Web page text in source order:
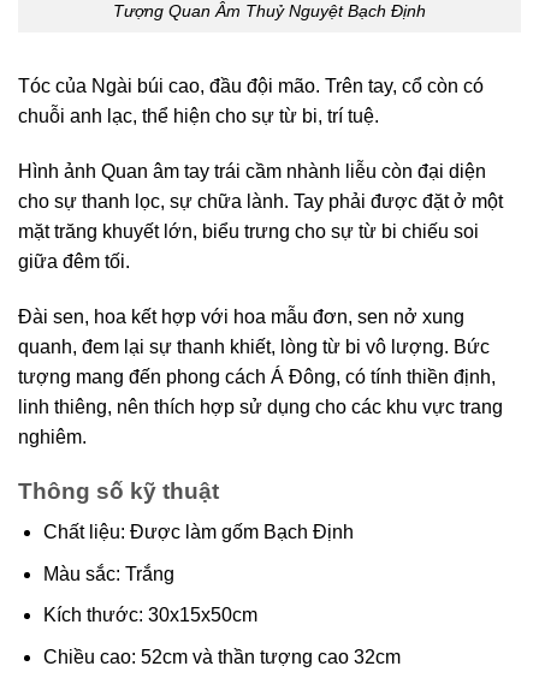
Tượng Quan Âm Thuỷ Nguyệt Bạch Định
Tóc của Ngài búi cao, đầu đội mão. Trên tay, cổ còn có
chuỗi anh lạc, thể hiện cho sự từ bi, trí tuệ.
Hình ảnh Quan âm tay trái cầm nhành liễu còn đại diện
cho sự thanh lọc, sự chữa lành. Tay phải được đặt ở một
mặt trăng khuyết lớn, biểu trưng cho sự từ bi chiếu soi
giữa đêm tối.
Đài sen, hoa kết hợp với hoa mẫu đơn, sen nở xung
quanh, đem lại sự thanh khiết, lòng từ bi vô lượng. Bức
tượng mang đến phong cách Á Đông, có tính thiền định,
linh thiêng, nên thích hợp sử dụng cho các khu vực trang
nghiêm.
Thông số kỹ thuật
Chất liệu: Được làm gốm Bạch Định
Màu sắc: Trắng
Kích thước: 30x15x50cm
Chiều cao: 52cm và thần tượng cao 32cm